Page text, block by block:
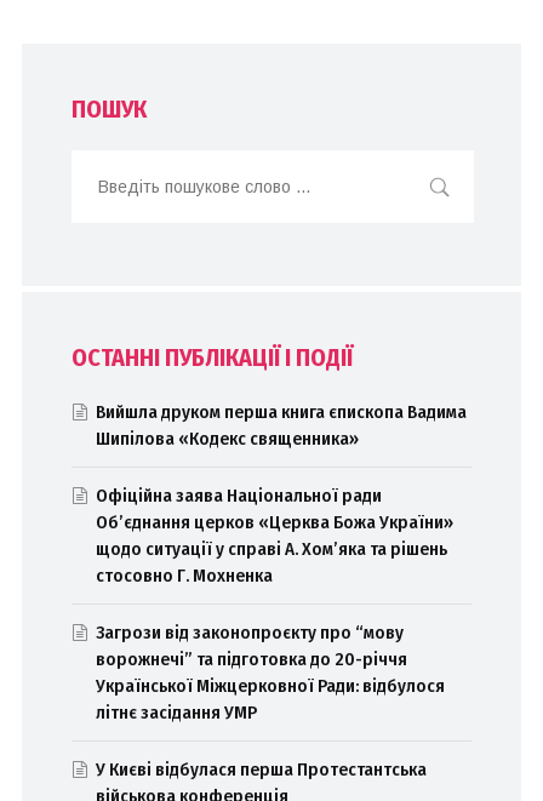
ПОШУК
ОСТАННІ ПУБЛІКАЦІЇ І ПОДІЇ
Вийшла друком перша книга єпископа Вадима
Шипілова «Кодекс священника»
Офіційна заява Національної ради
Об’єднання церков «Церква Божа України»
щодо ситуації у справі А. Хом’яка та рішень
стосовно Г. Мохненка
Загрози від законопроєкту про “мову
ворожнечі” та підготовка до 20-річчя
Української Міжцерковної Ради: відбулося
літнє засідання УМР
У Києві відбулася перша Протестантська
військова конференція